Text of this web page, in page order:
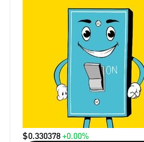
$0.330378+0.00%